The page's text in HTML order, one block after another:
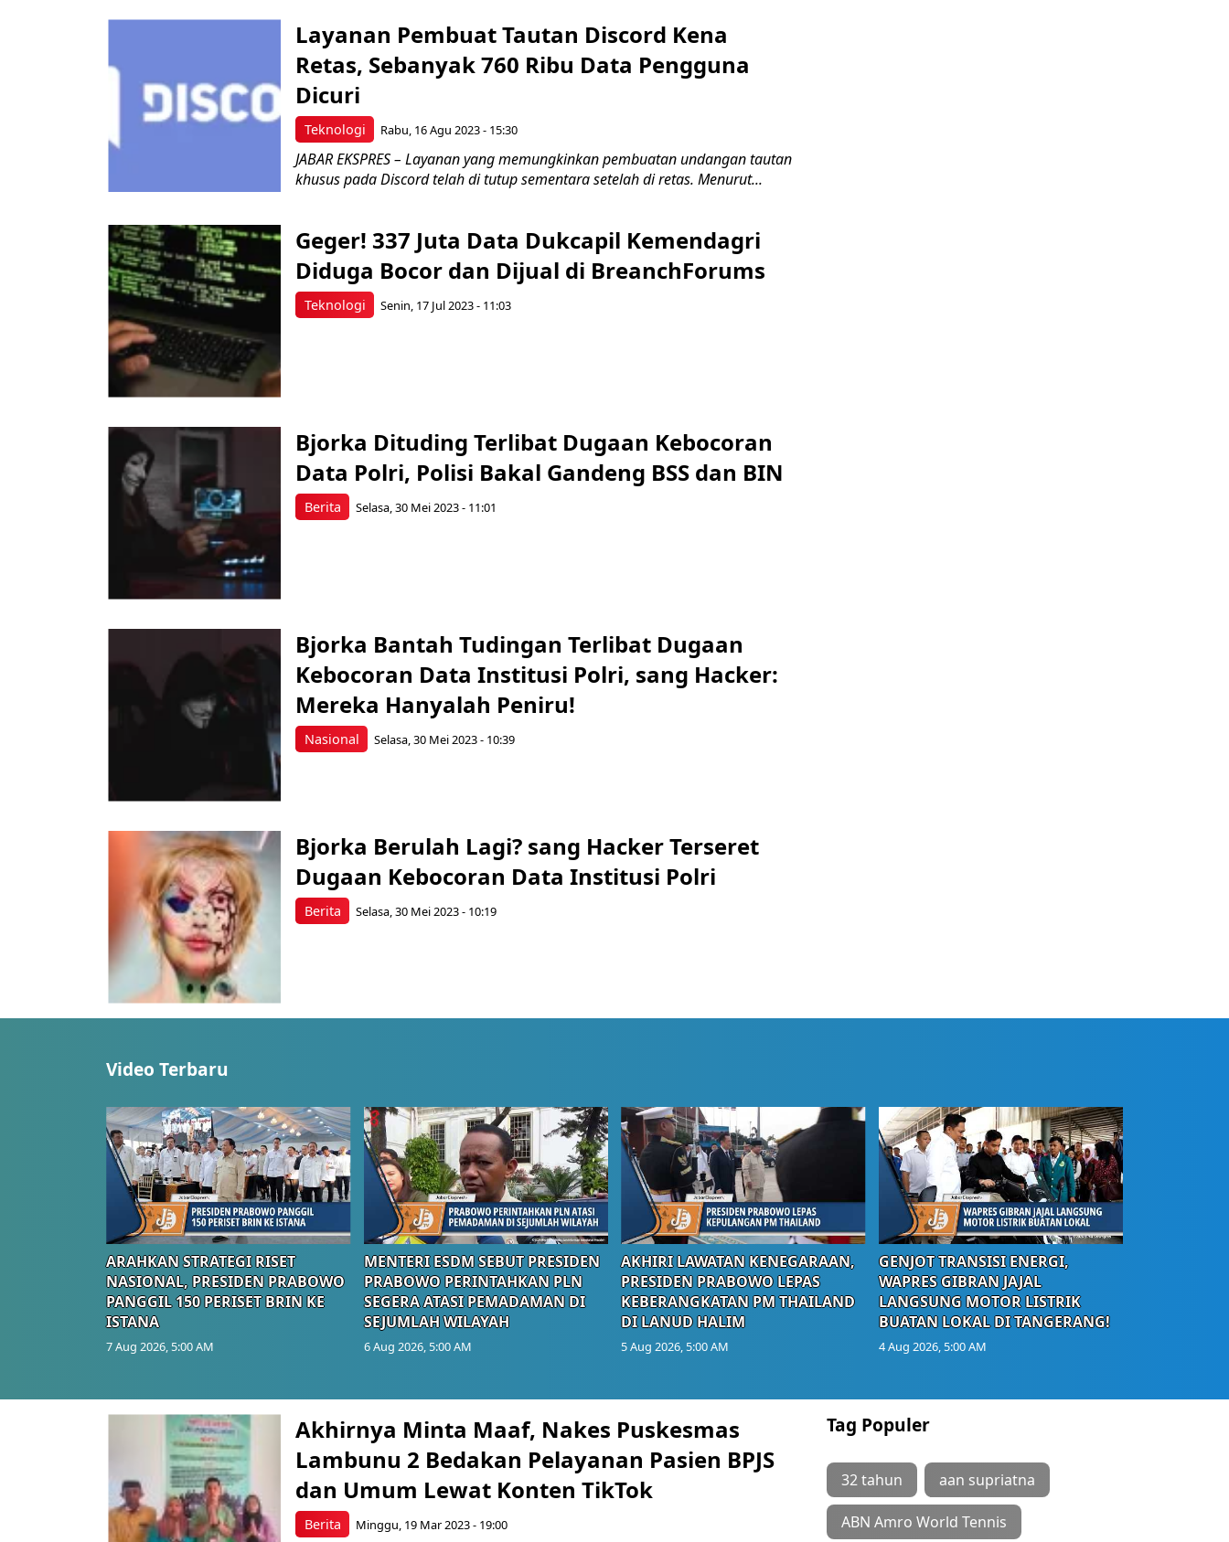
Teknologi
Layanan Pembuat Tautan Discord Kena
Retas, Sebanyak 760 Ribu Data Pengguna
Dicuri
Rabu, 16 Agu 2023 - 15:30
JABAR EKSPRES – Layanan yang memungkinkan pembuatan undangan tautan
khusus pada Discord telah di tutup sementara setelah di retas. Menurut...
Teknologi
Geger! 337 Juta Data Dukcapil Kemendagri
Diduga Bocor dan Dijual di BreanchForums
Senin, 17 Jul 2023 - 11:03
Berita
Bjorka Dituding Terlibat Dugaan Kebocoran
Data Polri, Polisi Bakal Gandeng BSS dan BIN
Selasa, 30 Mei 2023 - 11:01
Nasional
Bjorka Bantah Tudingan Terlibat Dugaan
Kebocoran Data Institusi Polri, sang Hacker:
Mereka Hanyalah Peniru!
Selasa, 30 Mei 2023 - 10:39
Berita
Bjorka Berulah Lagi? sang Hacker Terseret
Dugaan Kebocoran Data Institusi Polri
Selasa, 30 Mei 2023 - 10:19
Video Terbaru
ARAHKAN STRATEGI RISET
NASIONAL, PRESIDEN PRABOWO
PANGGIL 150 PERISET BRIN KE
ISTANA
7 Aug 2026, 5:00 AM
MENTERI ESDM SEBUT PRESIDEN
PRABOWO PERINTAHKAN PLN
SEGERA ATASI PEMADAMAN DI
SEJUMLAH WILAYAH
6 Aug 2026, 5:00 AM
AKHIRI LAWATAN KENEGARAAN,
PRESIDEN PRABOWO LEPAS
KEBERANGKATAN PM THAILAND
DI LANUD HALIM
5 Aug 2026, 5:00 AM
GENJOT TRANSISI ENERGI,
WAPRES GIBRAN JAJAL
LANGSUNG MOTOR LISTRIK
BUATAN LOKAL DI TANGERANG!
4 Aug 2026, 5:00 AM
Berita Terkini Lainnya
Berita
Akhirnya Minta Maaf, Nakes Puskesmas
Lambunu 2 Bedakan Pelayanan Pasien BPJS
dan Umum Lewat Konten TikTok
Minggu, 19 Mar 2023 - 19:00
Tag Populer
32 tahun aan supriatna
ABN Amro World Tennis